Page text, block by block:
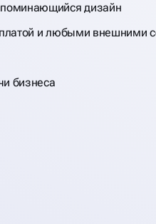
дизайн
и любыми внешними
бизнеса